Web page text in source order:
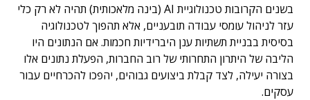
בשנים הקרובות טכנולוגיית AI (בינה מלאכותית) תהיה לא רק כלי
עזר לניהול עומסי עבודה תובעניים, אלא תהפוך לטכנולוגיה
בסיסית בבניית תשתיות ענן היברידיות חכמות. אם הנתונים היו
הליבה של היתרון התחרותי של רוב החברות, הפעלת נתונים אלו
בצורה יעילה, לצד קבלת ביצועים גבוהים, יהפכו להכרחיים עבור
עסקים.